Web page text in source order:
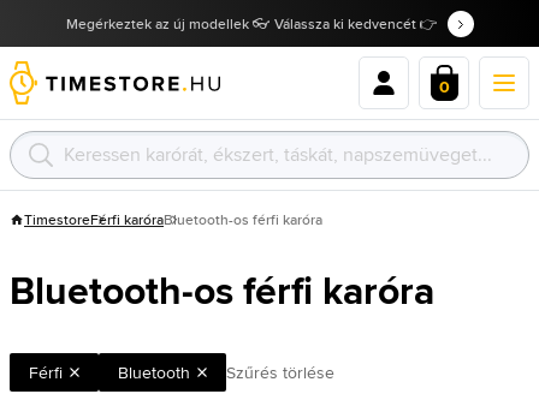
Megérkeztek az új modellek 👓 Válassza ki kedvencét 👉
0
TimestoreFérfi karóraBluetooth-os férfi karóra
Bluetooth-os férfi karóra
Férfi Bluetooth Szűrés törlése